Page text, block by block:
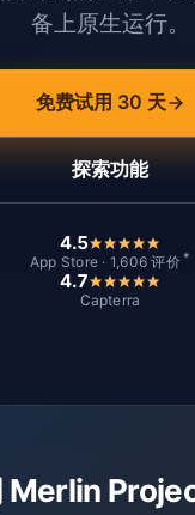
备上原生运行。
免费试用 30 天
探索功能
4.5
App Store · 1,606 评价 *
4.7
Capterra
Merlin